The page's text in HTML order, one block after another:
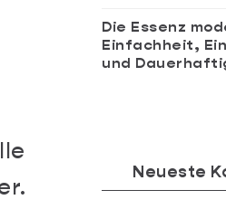
Die Essenz
Einfachheit,
und
Neueste